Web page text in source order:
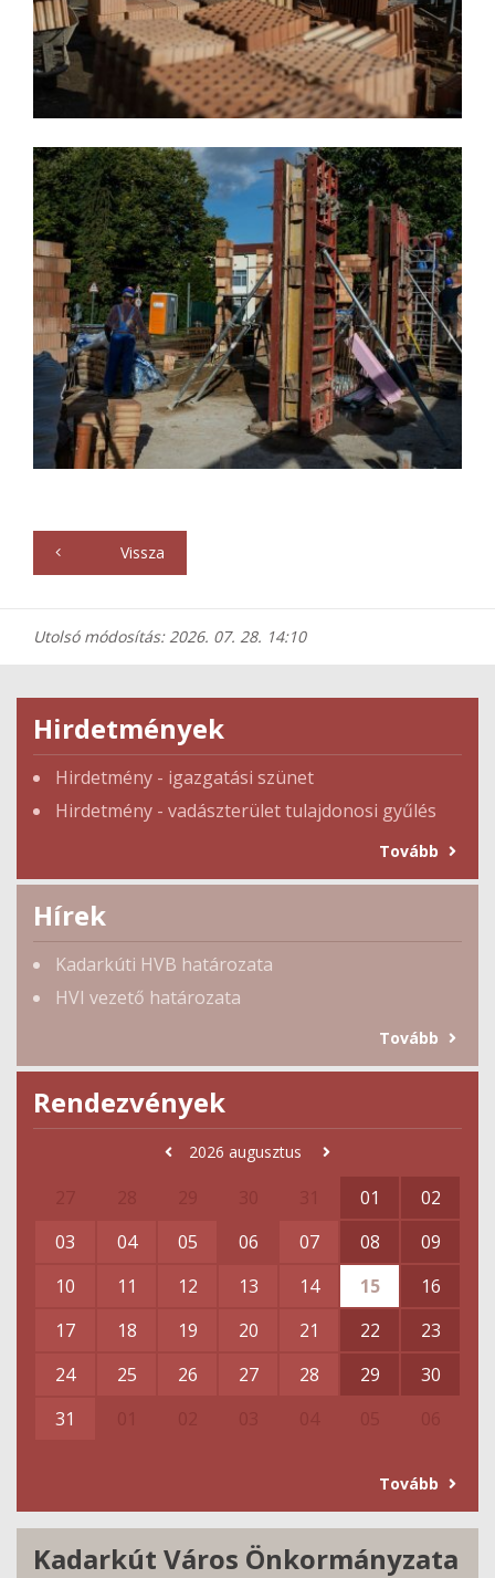
Vissza
Utolsó módosítás: 2026. 07. 28. 14:10
Hirdetmények
Hirdetmény - igazgatási szünet
Hirdetmény - vadászterület tulajdonosi gyűlés
Tovább
Hírek
Kadarkúti HVB határozata
HVI vezető határozata
Tovább
Rendezvények
2026 augusztus
01
02
03
04 05 06 07 08
09
10
11 12 13 14 15
16
17
18 19 20 21 22
23
24
25 26 27 28 29
30
31
Tovább
Kadarkút Város Önkormányzata